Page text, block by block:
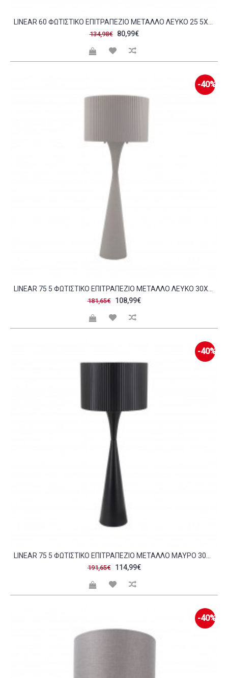
134,98€ 80,99€
-40%
181,65€ 108,99€
-40%
191,65€ 114,99€
-40%